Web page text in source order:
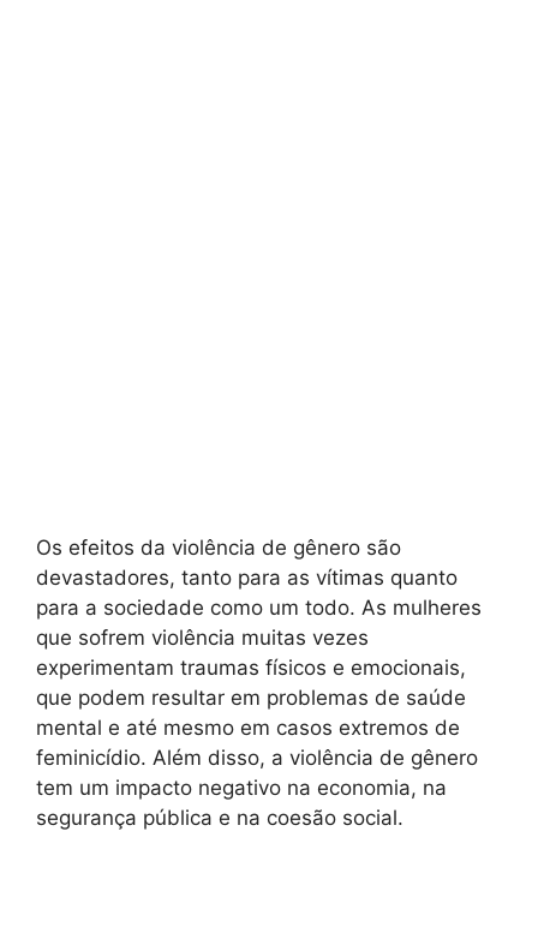
Os efeitos da violência de gênero são
devastadores, tanto para as vítimas quanto
para a sociedade como um todo. As mulheres
que sofrem violência muitas vezes
experimentam traumas físicos e emocionais,
que podem resultar em problemas de saúde
mental e até mesmo em casos extremos de
feminicídio. Além disso, a violência de gênero
tem um impacto negativo na economia, na
segurança pública e na coesão social.